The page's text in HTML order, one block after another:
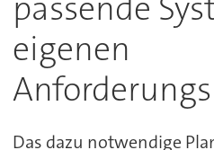
eigenen
Das dazu notwendige